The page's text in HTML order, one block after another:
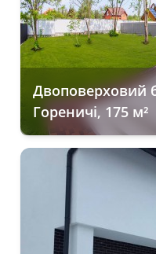
Двоповерховий
Гореничі, 175 м²